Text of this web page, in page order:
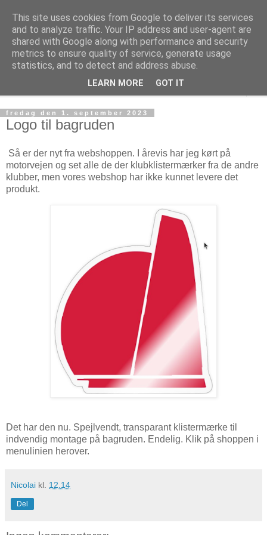
Rungsted Sejlklub
Din lokale sejlklub
fredag den 1. september 2023
Logo til bagruden
Så er der nyt fra webshoppen. I årevis har jeg kørt på
motorvejen og set alle de der klubklistermærker fra de andre
klubber, men vores webshop har ikke kunnet levere det
produkt.
Det har den nu. Spejlvendt, transparant klistermærke til
indvendig montage på bagruden. Endelig. Klik på shoppen i
menulinien herover.
Nicolai kl. 12.14
Del
This site uses cookies from Google to deliver its services
and to analyze traffic. Your IP address and user-agent are
shared with Google along with performance and security
metrics to ensure quality of service, generate usage
statistics, and to detect and address abuse.
LEARN MORE GOT IT